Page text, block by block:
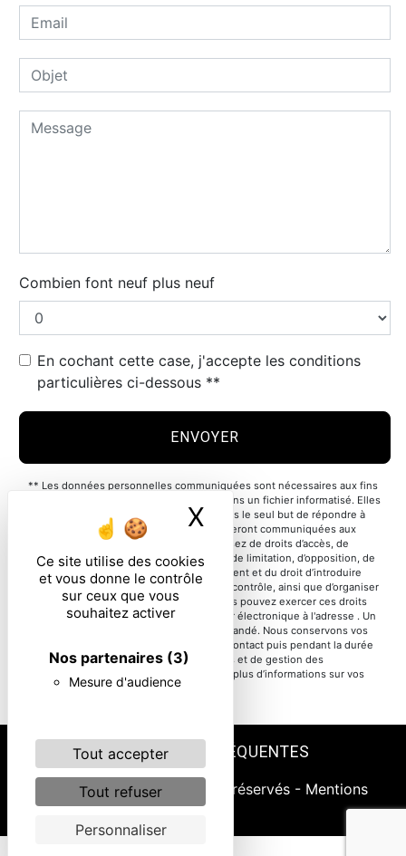
Ce site utilise des cookies
et vous donne le contrôle
sur ceux que vous
souhaitez activer
Nos partenaires (3)
Mesure d'audience
Tout accepter
Tout refuser
Personnaliser
X Masquer le
Combien font neuf plus neuf
En cochant cette case, j'accepte les conditions
particulières ci-dessous **
ENVOYER
** Les données personnelles communiquées sont nécessaires aux fins
de vous contacter et sont enregistrées dans un fichier informatisé. Elles
sont destinées à et ses sous-traitants dans le seul but de répondre à
votre message. Les données collectées seront communiquées aux
seuls destinataires suivants: . Vous disposez de droits d’accès, de
rectification, d’effacement, de portabilité, de limitation, d’opposition, de
retrait de votre consentement à tout moment et du droit d’introduire
une réclamation auprès d’une autorité de contrôle, ainsi que d’organiser
le sort de vos données post-mortem. Vous pouvez exercer ces droits
par voie postale à l'adresse ou par courrier électronique à l'adresse . Un
justificatif d'identité pourra vous être demandé. Nous conservons vos
données pendant la période de prise de contact puis pendant la durée
de prescription légale aux fins probatoires et de gestion des
contentieux. Consultez le site cnil.fr pour plus d’informations sur vos
droits.
RECHERCHES FRÉQUENTES
Vistalid- 2026 - Tous droits réservés - Mentions
légales